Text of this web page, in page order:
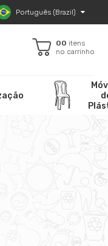
Português (Brazil)
00 itens
no carrinho